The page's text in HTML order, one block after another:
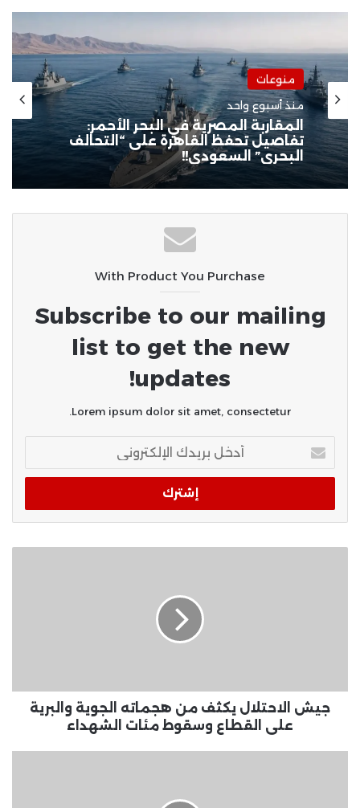
منوعات
منذ أسبوع واحد
المقاربة المصرية في البحر الأحمر:
تفاصيل تحفظ القاهرة على “التحالف
البحري” السعودي!!
أخبار
منذ أسبوع واحد
المعهد القومي يوضح تفاصيل زلزال
المتوسط: القوة الأولية 5.5 ريختر ولا
With Product You Purchase
Subscribe to our mailing
list to get the new
updates!
Lorem ipsum dolor sit amet, consectetur.
بريدك
الإلكتروني
جيش الاحتلال يكثف من هجماته الجوية والبرية
على القطاع وسقوط مئات الشهداء